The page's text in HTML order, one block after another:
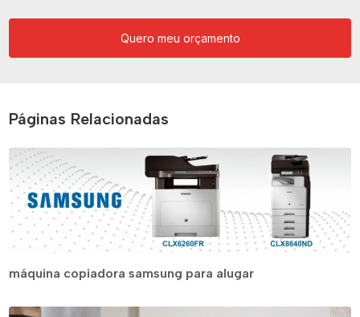
Quero meu orçamento
Páginas Relacionadas
máquina copiadora samsung para alugar